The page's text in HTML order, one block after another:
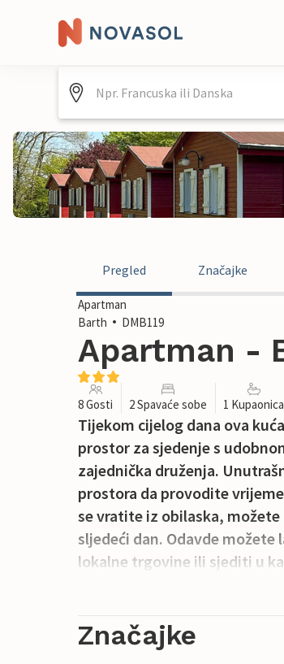
Pregled Značajke
Apartman
Barth
DMB119
Apartman -
8 Gosti 2 Spavaće sobe 1 Kupaonica
Tijekom cijelog dana ova
prostor za sjedenje s
zajednička druženja.
prostora da provodite
se vratite iz obilaska,
sljedeći dan. Odavde
lokalne trgovine ili sjediti u
Barth je šarmantan gradić
poluotoka Fischland-Darß-
starom gradskom jezgrom i
Značajke